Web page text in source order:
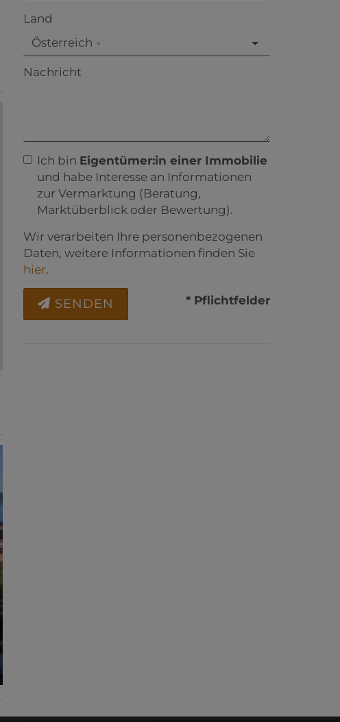
Land
Österreich ×
Nachricht
Ich bin Eigentümer:in einer Immobilie
und habe Interesse an Informationen
zur Vermarktung (Beratung,
Marktüberblick oder Bewertung).
Wir verarbeiten Ihre personenbezogenen
Daten, weitere Informationen finden Sie
hier.
SENDEN * Pflichtfelder